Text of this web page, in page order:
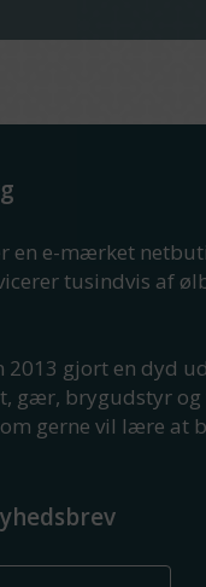
en e-mærket
tusindvis af
2013 gjort en dyd
gær, brygudstyr og
gerne vil lære at